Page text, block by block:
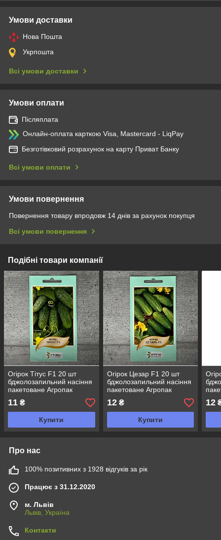
Умови доставки
Нова Пошта
Укрпошта
Всі умови доставки
Умови оплати
Післяплата
Онлайн-оплата карткою Visa, Mastercard - LiqPay
Безготівковий розрахунок на карту Приват Банку
Всі умови оплати
Умови повернення
Повернення товару впродовж 14 днів за рахунок покупця
Всі умови повернення
Подібні товари компанії
Огірок Тітус F1 20 шт
бджолозапильний насіння
пакетоване Агропак
11 ₴
Купити
Огірок Цезар F1 20 шт
бджолозапильний насіння
пакетоване Агропак
12₴
Купити
12
Про нас
100% позитивних з 1928 відгуків за рік
Працює з 31.12.2020
м. Львів
Львів, Україна
Контакти